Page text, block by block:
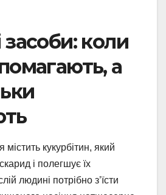
коли
а
містить кукурбітин, який
і полегшує їх
людині потрібно з’їсти